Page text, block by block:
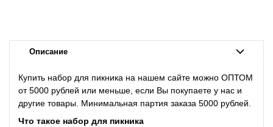
Описание
Купить набор для пикника на нашем сайте можно ОПТОМ
от 5000 рублей или меньше, если Вы покупаете у нас и
другие товары. Минимальная партия заказа 5000 рублей.
Что такое набор для пикника